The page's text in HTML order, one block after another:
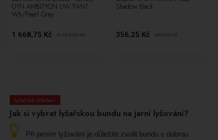
UYN AMBITYON UW PANT
Wh/Pearl Grey
1 668,75 Kč 2 725,00Kč
Shadow Black
356,25 Kč 475,00Kč
Lyžařské oblečení
Jak si vybrat lyžařskou bundu na jarní lyžování?
Při jarním lyžování je důležité zvolit bundu s dobrou